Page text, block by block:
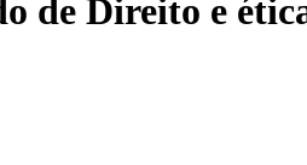
de Direito e